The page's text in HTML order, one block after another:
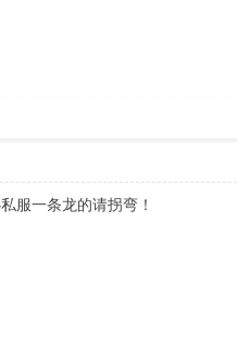
服一条龙的请拐弯！